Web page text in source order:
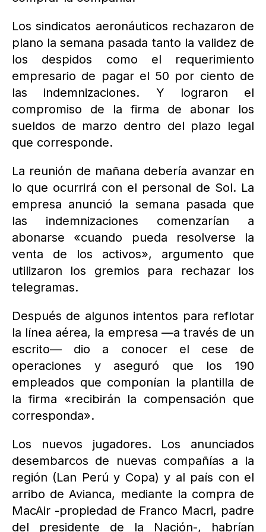
Los sindicatos aeronáuticos rechazaron de
plano la semana pasada tanto la validez de
los despidos como el requerimiento
empresario de pagar el 50 por ciento de
las indemnizaciones. Y lograron el
compromiso de la firma de abonar los
sueldos de marzo dentro del plazo legal
que corresponde.
La reunión de mañana debería avanzar en
lo que ocurrirá con el personal de Sol. La
empresa anunció la semana pasada que
las indemnizaciones comenzarían a
abonarse «cuando pueda resolverse la
venta de los activos», argumento que
utilizaron los gremios para rechazar los
telegramas.
Después de algunos intentos para reflotar
la línea aérea, la empresa —a través de un
escrito— dio a conocer el cese de
operaciones y aseguró que los 190
empleados que componían la plantilla de
la firma «recibirán la compensación que
corresponda».
Los nuevos jugadores. Los anunciados
desembarcos de nuevas compañías a la
región (Lan Perú y Copa) y al país con el
arribo de Avianca, mediante la compra de
MacAir -propiedad de Franco Macri, padre
del presidente de la Nación-, habrían